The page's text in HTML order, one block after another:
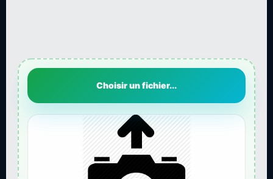
Choisir un fichier...